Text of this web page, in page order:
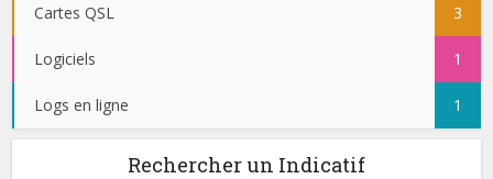
Cartes QSL 3
Logiciels 1
Logs en ligne 1
Rechercher un Indicatif